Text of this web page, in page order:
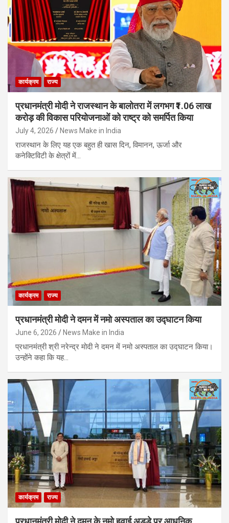
कार्यक्रम राज्य
प्रधानमंत्री मोदी ने राजस्थान के बालोतरा में लगभग ₹1.06 लाख
करोड़ की विकास परियोजनाओं को राष्ट्र को समर्पित किया
July 4, 2026 News Make in India
राजस्थान के लिए यह एक बहुत ही खास दिन, विमानन, ऊर्जा और
कनेक्टिविटी के क्षेत्रों में…
कार्यक्रम राज्य
प्रधानमंत्री मोदी ने दमन में नमो अस्पताल का उद्घाटन किया
June 6, 2026 News Make in India
प्रधानमंत्री श्री नरेन्द्र मोदी ने दमन में नमो अस्पताल का उद्घाटन किया।
उन्होंने कहा कि यह…
कार्यक्रम राज्य